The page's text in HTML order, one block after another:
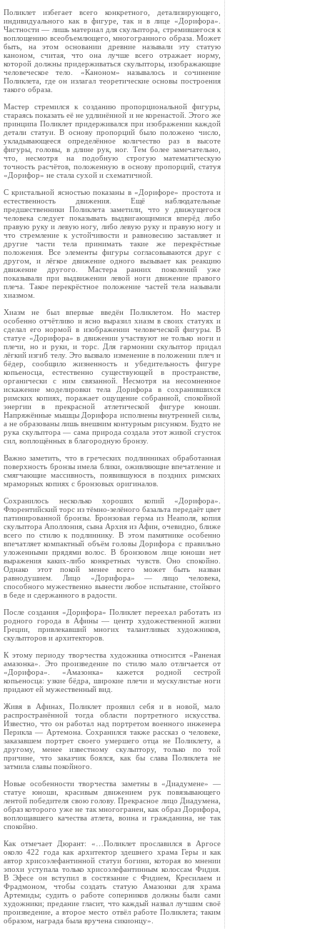
Поликлет избегает всего конкретного, детализирующего,
индивидуального как в фигуре, так и в лице «Дорифора».
Частности — лишь материал для скульптора, стремившегося к
воплощению всеобъемлющего, многогранного образа. Может
быть, на этом основании древние называли эту статую
каноном, считая, что она лучше всего отражает норму,
которой должны придерживаться скульпторы, изображающие
человеческое тело. «Каноном» называлось и сочинение
Поликлета, где он излагал теоретические основы построения
такого образа.
Мастер стремился к созданию пропорциональной фигуры,
стараясь показать её не удлинённой и не коренастой. Этого же
принципа Поликлет придерживался при изображении каждой
детали статуи. В основу пропорций было положено число,
укладывающееся определённое количество раз в высоте
фигуры, головы, в длине рук, ног. Тем более замечательно,
что, несмотря на подобную строгую математическую
точность расчётов, положенную в основу пропорций, статуя
«Дорифор» не стала сухой и схематичной.
С кристальной ясностью показаны в «Дорифоре» простота и
естественность движения. Ещё наблюдательные
предшественники Поликлета заметили, что у движущегося
человека следует показывать выдвигающимися вперёд либо
правую руку и левую ногу, либо левую руку и правую ногу и
что стремление к устойчивости и равновесию заставляет и
другие части тела принимать такие же перекрёстные
положения. Все элементы фигуры согласовываются друг с
другом, и лёгкое движение одного вызывает как реакцию
движение другого. Мастера ранних поколений уже
показывали при выдвижении левой ноги движение правого
плеча. Такое перекрёстное положение частей тела называли
хиазмом.
Хиазм не был впервые введён Поликлетом. Но мастер
особенно отчётливо и ясно выразил хиазм в своих статуях и
сделал его нормой в изображении человеческой фигуры. В
статуе «Дорифора» в движении участвуют не только ноги и
плечи, но и руки, и торс. Для гармонии скульптор придал
лёгкий изгиб телу. Это вызвало изменение в положении плеч и
бёдер, сообщило жизненность и убедительность фигуре
копьеносца, естественно существующей в пространстве,
органически с ним связанной. Несмотря на несомненное
искажение моделировки тела Дорифора в сохранившихся
римских копиях, поражает ощущение собранной, спокойной
энергии в прекрасной атлетической фигуре юноши.
Напряжённые мышцы Дорифора исполнены внутренней силы,
а не образованы лишь внешним контурным рисунком. Будто не
рука скульптора — сама природа создала этот живой сгусток
сил, воплощённых в благородную бронзу.
Важно заметить, что в греческих подлинниках обработанная
поверхность бронзы имела блики, оживляющие впечатление и
смягчающие массивность, появившуюся в поздних римских
мраморных копиях с бронзовых оригиналов.
Сохранилось несколько хороших копий «Дорифора».
Флорентийский торс из тёмно-зелёного базальта передаёт цвет
патинированной бронзы. Бронзовая герма из Неаполя, копия
скульптора Аполлония, сына Архия из Афин, очевидно, ближе
всего по стилю к подлиннику. В этом памятнике особенно
впечатляет компактный объём головы Дорифора с правильно
уложенными прядями волос. В бронзовом лице юноши нет
выражения каких-либо конкретных чувств. Оно спокойно.
Однако этот покой менее всего может быть назван
равнодушием. Лицо «Дорифора» — лицо человека,
способного мужественно вынести любое испытание, стойкого
в беде и сдержанного в радости.
После создания «Дорифора» Поликлет переехал работать из
родного города в Афины — центр художественной жизни
Греции, привлекавший многих талантливых художников,
скульпторов и архитекторов.
К этому периоду творчества художника относится «Раненая
амазонка». Это произведение по стилю мало отличается от
«Дорифора». «Амазонка» кажется родной сестрой
копьеносца: узкие бёдра, широкие плечи и мускулистые ноги
придают ей мужественный вид.
Живя в Афинах, Поликлет проявил себя и в новой, мало
распространённой тогда области портретного искусства.
Известно, что он работал над портретом военного инженера
Перикла — Артемона. Сохранился также рассказ о человеке,
заказавшем портрет своего умершего отца не Поликлету, а
другому, менее известному скульптору, только по той
причине, что заказчик боялся, как бы слава Поликлета не
затмила славы покойного.
Новые особенности творчества заметны в «Диадумене» —
статуе юноши, красивым движением рук повязывающего
лентой победителя свою голову. Прекрасное лицо Диадумена,
образ которого уже не так многогранен, как образ Дорифора,
воплощавшего качества атлета, воина и гражданина, не так
спокойно.
Как отмечает Дюрант: «…Поликлет прославился в Аргосе
около 422 года как архитектор здешнего храма Геры и как
автор хрисоэлефантинной статуи богини, которая во мнении
эпохи уступала только хрисоэлефантинным колоссам Фидия.
В Эфесе он вступил в состязание с Фидием, Кресилаем и
Фрадмоном, чтобы создать статую Амазонки для храма
Артемиды; судить о работе соперников должны были сами
художники; предание гласит, что каждый назвал лучшим своё
произведение, а второе место отвёл работе Поликлета; таким
образом, награда была вручена сикионцу».